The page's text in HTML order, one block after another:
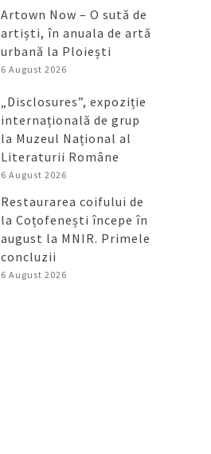
Artown Now – O sută de
artiști, în anuala de artă
urbană la Ploiești
6 August 2026
„Disclosures”, expoziție
internațională de grup
la Muzeul Național al
Literaturii Române
6 August 2026
Restaurarea coifului de
la Coțofenești începe în
august la MNIR. Primele
concluzii
6 August 2026